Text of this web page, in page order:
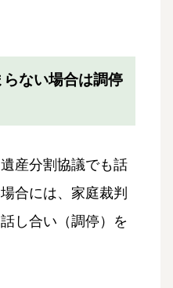
ない場合は調停
産分割協議でも話
合には、家庭裁判
し合い（調停）を